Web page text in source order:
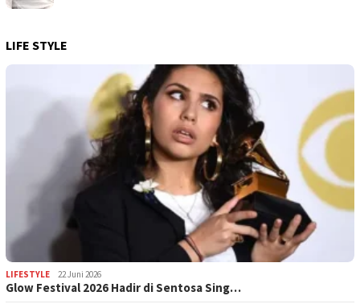
LIFE STYLE
LIFESTYLE 22 Juni 2026
Glow Festival 2026 Hadir di Sentosa Sing…